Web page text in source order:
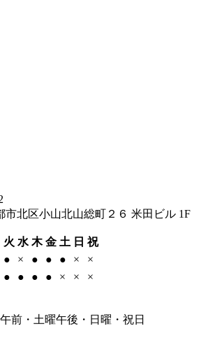
市北区小山北山総町２６ 米田ビル 1F
火 水 木 金 土 日 祝
● × ● ● ● ×
×
● ● ● ● × × ×
前・土曜午後・日曜・祝日